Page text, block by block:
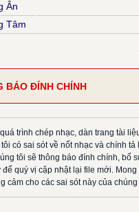
Ân
Tâm
Hoà
Phương
Đỗ
BÁO ĐÍNH CHÍNH
trình chép nhạc, dàn trang tài
có sai sót về nốt nhạc và chính tả
tôi sẽ thông báo đính chính, bổ
để quý vị cập nhật lại file mới. Mong
cảm cho các sai sót này của chúng